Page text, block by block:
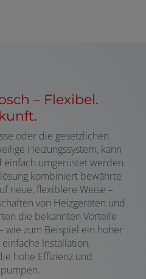
– Flexibel.
oder die gesetzlichen
Heizungssystem, kann
einfach umgerüstet werden.
kombiniert bewährte
neue, flexiblere Weise –
von Heizgeräten und
die bekannten Vorteile
wie zum Beispiel ein hoher
Installation,
hohe Effizienz und